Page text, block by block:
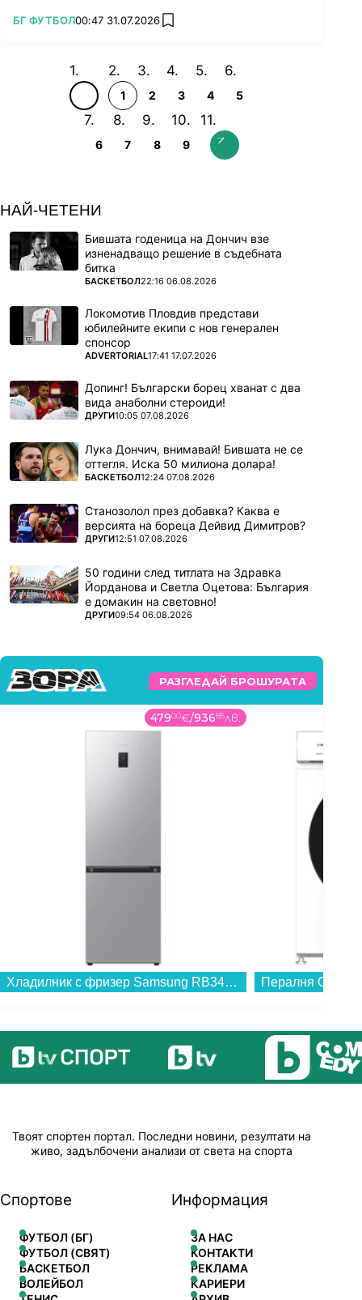
ПОВЕЧЕ ОТ
БГ ФУТБОЛ00:47 31.07.2026 add favorites
1 2 3 4 5
6 7 8 9
НАЙ-ЧЕТЕНИ
Бившата годеница на Дончич взе
изненадващо решение в съдебната
битка
ПОВЕЧЕ ОТ
БАСКЕТБОЛ22:16 06.08.2026
Локомотив Пловдив представи
юбилейните екипи с нов генерален
спонсор
ПОВЕЧЕ ОТ
ADVERTORIAL17:41 17.07.2026
Допинг! Български борец хванат с два
вида анаболни стероиди!
ПОВЕЧЕ ОТ
ДРУГИ10:05 07.08.2026
Лука Дончич, внимавай! Бившата не се
оттегля. Иска 50 милиона долара!
ПОВЕЧЕ ОТ
БАСКЕТБОЛ12:24 07.08.2026
Станозолол през добавка? Каква е
версията на бореца Дейвид Димитров?
ПОВЕЧЕ ОТ
ДРУГИ12:51 07.08.2026
50 години след титлата на Здравка
Йорданова и Светла Оцетова: България
е домакин на световно!
ПОВЕЧЕ ОТ
ДРУГИ09:54 06.08.2026
РАЗГЛЕДАЙ БРОШУРАТА
47900€/93685лв.
Хладилник с фризер Samsung RB34C670ESA/EF , 344 l, E , No Frost , Инокс...
Твоят спортен портал. Последни новини, резултати на
живо, задълбочени анализи от света на спорта
Спортове
ФУТБОЛ (БГ)
ФУТБОЛ (СВЯТ)
БАСКЕТБОЛ
ВОЛЕЙБОЛ
Информация
ЗА НАС
КОНТАКТИ
РЕКЛАМА
КАРИЕРИ